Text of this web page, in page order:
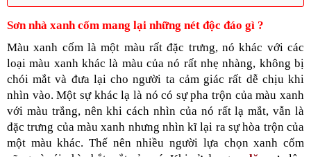
Sơn nhà xanh cốm mang lại những nét độc đáo gì ?
Màu xanh cốm là một màu rất đặc trưng, nó khác với các
loại màu xanh khác là màu của nó rất nhẹ nhàng, không bị
chói mắt và đưa lại cho người ta cảm giác rất dễ chịu khi
nhìn vào. Một sự khác lạ là nó có sự pha trộn của màu xanh
với màu trắng, nên khi cách nhìn của nó rất lạ mắt, vẫn là
đặc trưng của màu xanh nhưng nhìn kĩ lại ra sự hòa trộn của
một màu khác. Thế nên nhiều người lựa chọn xanh cốm